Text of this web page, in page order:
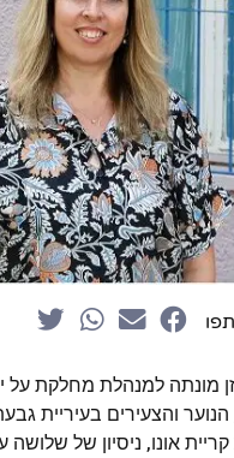
מונתה למנהלת מחלקת על
הנוער והצעירים בעיריית
אונו, ניסיון של